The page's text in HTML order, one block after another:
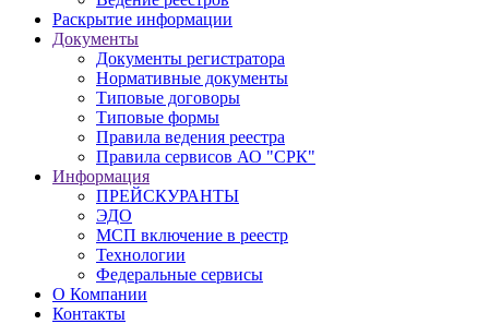
Раскрытие информации
Документы
Документы регистратора
Нормативные документы
Типовые договоры
Типовые формы
Правила ведения реестра
Правила сервисов АО "СРК"
Информация
ПРЕЙСКУРАНТЫ
ЭДО
МСП включение в реестр
Технологии
Федеральные сервисы
О Компании
Контакты